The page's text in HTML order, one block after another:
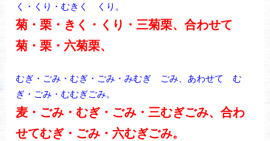
く・くり・むきく くり。
菊・栗・きく・くり・三菊栗、合わせて
菊・栗・六菊栗、
むぎ・ごみ・むぎ・ごみ・みむぎ ごみ、あわせて む
ぎ・ごみ・むむぎごみ。
麦・ごみ・むぎ・ごみ・三むぎごみ、合わ
せてむぎ・ごみ・六むぎごみ。